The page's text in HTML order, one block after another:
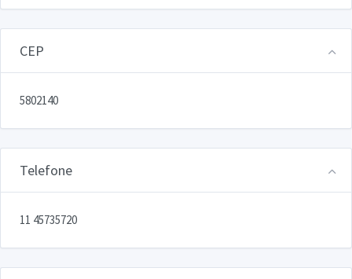
CEP
5802140
Telefone
11 45735720